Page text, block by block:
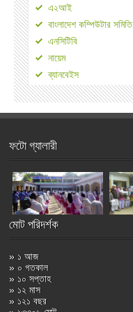
এ২আই
বাংলাদেশ কম্পিউটার সমিতি
এনসিটিবি
নায়েম
ব্যানবেইস
ফটো গ্যালারী
মোট পরিদর্শক
» ১ আজ
» ০ গতকাল
» ১০ সপ্তাহ
» ১২ মাস
» ১২১ বছর